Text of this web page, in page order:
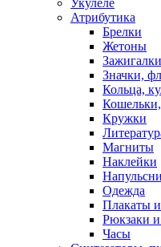
Укулеле
Атрибутика
Брелки
Жетоны
Зажигалки
Значки,
Кольца,
Кружки
Магниты
Наклейки
Одежда
Плакаты
Рюкзаки
Часы